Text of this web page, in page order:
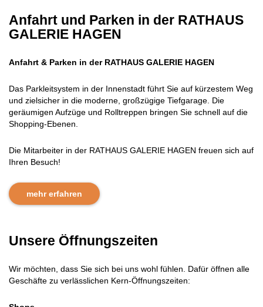
Anfahrt und Parken in der RATHAUS
GALERIE HAGEN
Anfahrt & Parken in der RATHAUS GALERIE HAGEN
Das Parkleitsystem in der Innenstadt führt Sie auf kürzestem Weg
und zielsicher in die moderne, großzügige Tiefgarage. Die
geräumigen Aufzüge und Rolltreppen bringen Sie schnell auf die
Shopping-Ebenen.
Die Mitarbeiter in der RATHAUS GALERIE HAGEN freuen sich auf
Ihren Besuch!
mehr erfahren
Unsere Öffnungszeiten
Wir möchten, dass Sie sich bei uns wohl fühlen. Dafür öffnen alle
Geschäfte zu verlässlichen Kern-Öffnungszeiten: